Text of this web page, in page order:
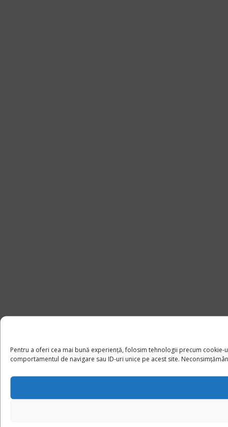
Pentru a oferi cea mai bună experiență, folosim tehnologii precum
comportamentul de navigare sau ID-uri unice pe acest site.